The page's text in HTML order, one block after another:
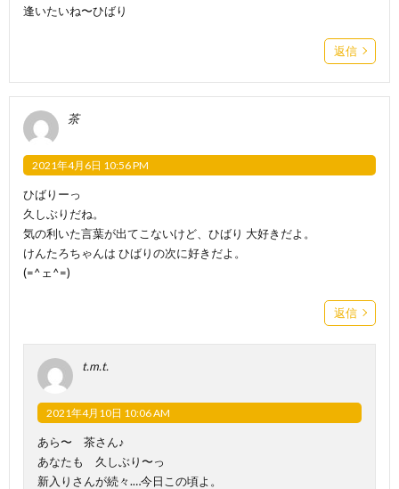
逢いたいね〜ひばり
返信
茶
2021年4月6日 10:56 PM
ひばりーっ
久しぶりだね。
気の利いた言葉が出てこないけど、ひばり 大好きだよ。
けんたろちゃんは ひばりの次に好きだよ。
(=^ェ^=)
返信
t.m.t.
2021年4月10日 10:06 AM
あら〜 茶さん♪
あなたも 久しぶり〜っ
新入りさんが続々.…今日この頃よ。